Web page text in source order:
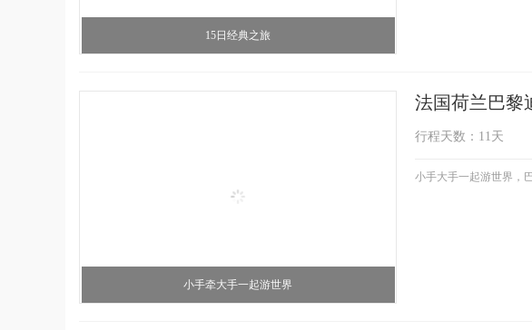
15日经典之旅
小手牵大手一起游世界
法国荷兰巴黎
行程天数：11天
小手大手一起游世界，